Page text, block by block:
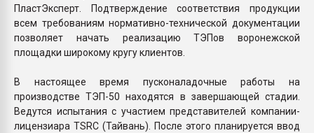
ПластЭксперт. Подтверждение соответствия продукции
всем требованиям нормативно-технической документации
позволяет начать реализацию ТЭПов воронежской
площадки широкому кругу клиентов.
В настоящее время пусконаладочные работы на
производстве ТЭП-50 находятся в завершающей стадии.
Ведутся испытания с участием представителей компании-
лицензиара TSRC (Тайвань). После этого планируется ввод